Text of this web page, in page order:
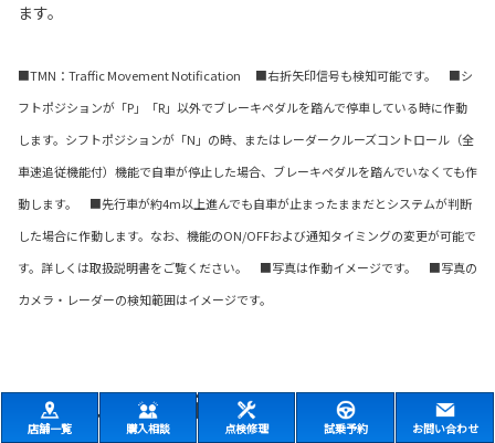
ます。
■TMN：Traffic Movement Notification ■右折矢印信号も検知可能です。 ■シ
フトポジションが「P」「R」以外でブレーキペダルを踏んで停車している時に作動
します。シフトポジションが「N」の時、またはレーダークルーズコントロール（全
車速追従機能付）機能で自車が停止した場合、ブレーキペダルを踏んでいなくても作
動します。 ■先行車が約4m以上進んでも自車が止まったままだとシステムが判断
した場合に作動します。なお、機能のON/OFFおよび通知タイミングの変更が可能で
す。詳しくは取扱説明書をご覧ください。 ■写真は作動イメージです。 ■写真の
カメラ・レーダーの検知範囲はイメージです。
高速道路の走行
店舗一覧 購入相談 点検修理 試乗予約 お問い合わせ